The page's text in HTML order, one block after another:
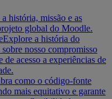
história, missão e as
global do Moodle.
Explore a história do
nosso compromisso
de acesso a experiências de
como o código-fonte
mais equitativo e garante